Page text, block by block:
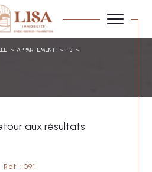
APPARTEMENT
T3
aux résultats
Réf : 091